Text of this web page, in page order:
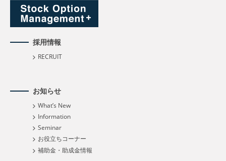
採用情報
RECRUIT
お知らせ
What’s New
Information
Seminar
お役立ちコーナー
補助金・助成金情報